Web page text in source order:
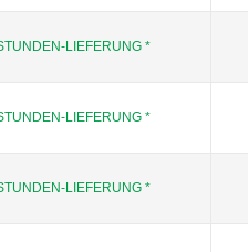
LIEFERUNG *
LIEFERUNG *
LIEFERUNG *